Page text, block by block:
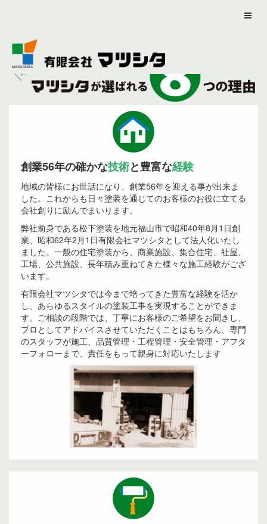
創業56年の確かな技術と豊富な経験
地域の皆様にお世話になり、創業56年を迎える事が出来ま
した。これからも日々塗装を通じてのお客様のお役に立てる
会社創りに励んでまいります。
弊社前身である松下塗装を地元福山市で昭和40年8月1日創
業、昭和62年2月1日有限会社マツシタとして法人化いたし
ました。一般の住宅塗装から、商業施設、集合住宅、社屋、
工場、公共施設、長年積み重ねてきた様々な施工経験がござ
います。
有限会社マツシタでは今まで培ってきた豊富な経験を活か
し、あらゆるスタイルの塗装工事を実現することができま
す。ご相談の段階では、丁寧にお客様のご希望をお聞きし、
プロとしてアドバイスさせていただくことはもちろん、専門
のスタッフが施工、品質管理・工程管理・安全管理・アフタ
ーフォローまで、責任をもって親身に対応いたします